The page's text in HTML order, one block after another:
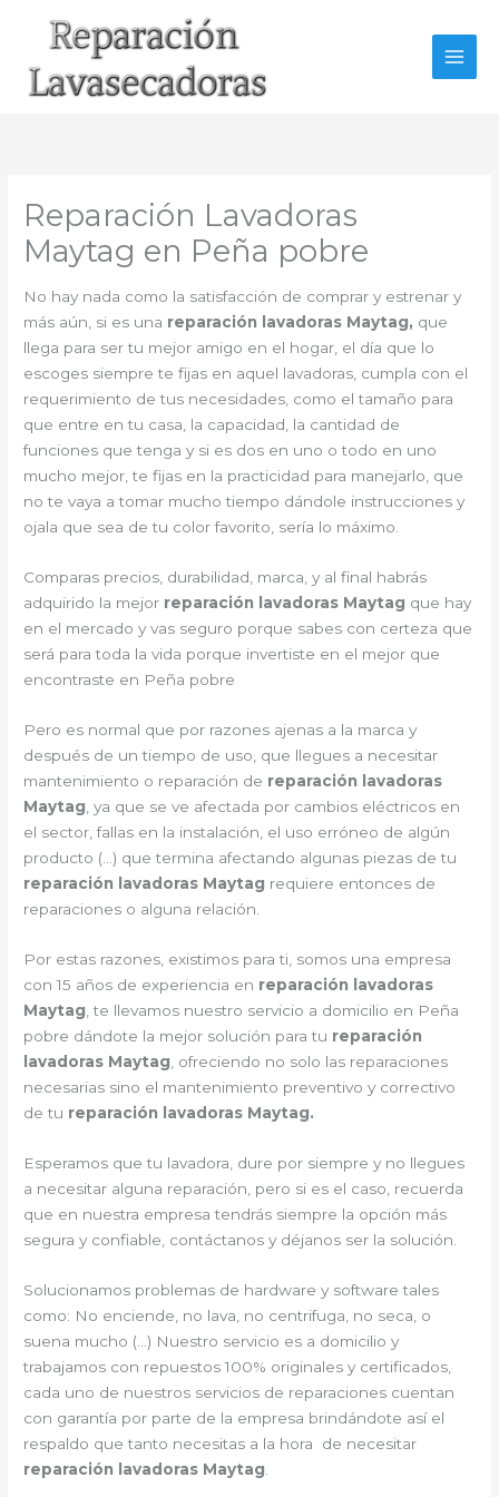
Reparación Lavadoras
Maytag en Peña pobre
No hay nada como la satisfacción de comprar y estrenar y
más aún, si es una reparación lavadoras Maytag, que
llega para ser tu mejor amigo en el hogar, el día que lo
escoges siempre te fijas en aquel lavadoras, cumpla con el
requerimiento de tus necesidades, como el tamaño para
que entre en tu casa, la capacidad, la cantidad de
funciones que tenga y si es dos en uno o todo en uno
mucho mejor, te fijas en la practicidad para manejarlo, que
no te vaya a tomar mucho tiempo dándole instrucciones y
ojala que sea de tu color favorito, sería lo máximo.
Comparas precios, durabilidad, marca, y al final habrás
adquirido la mejor reparación lavadoras Maytag que hay
en el mercado y vas seguro porque sabes con certeza que
será para toda la vida porque invertiste en el mejor que
encontraste en Peña pobre
Pero es normal que por razones ajenas a la marca y
después de un tiempo de uso, que llegues a necesitar
mantenimiento o reparación de reparación lavadoras
Maytag , ya que se ve afectada por cambios eléctricos en
el sector, fallas en la instalación, el uso erróneo de algún
producto (…) que termina afectando algunas piezas de tu
reparación lavadoras Maytag requiere entonces de
reparaciones o alguna relación.
Por estas razones, existimos para ti, somos una empresa
con 15 años de experiencia en reparación lavadoras
Maytag , te llevamos nuestro servicio a domicilio en Peña
pobre dándote la mejor solución para tu reparación
lavadoras Maytag , ofreciendo no solo las reparaciones
necesarias sino el mantenimiento preventivo y correctivo
de tu reparación lavadoras Maytag.
Esperamos que tu lavadora, dure por siempre y no llegues
a necesitar alguna reparación, pero si es el caso, recuerda
que en nuestra empresa tendrás siempre la opción más
segura y confiable, contáctanos y déjanos ser la solución.
Solucionamos problemas de hardware y software tales
como: No enciende, no lava, no centrifuga, no seca, o
suena mucho (…) Nuestro servicio es a domicilio y
trabajamos con repuestos 100% originales y certificados,
cada uno de nuestros servicios de reparaciones cuentan
con garantía por parte de la empresa brindándote así el
respaldo que tanto necesitas a la hora de necesitar
reparación lavadoras Maytag